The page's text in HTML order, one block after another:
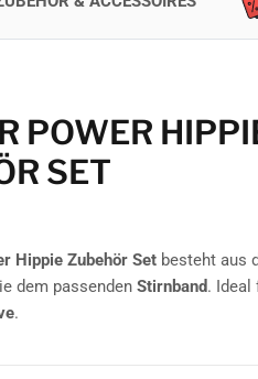
POWER
SET
Hippie Zubehör Set besteht aus
dem passenden Stirnband. Ideal
.